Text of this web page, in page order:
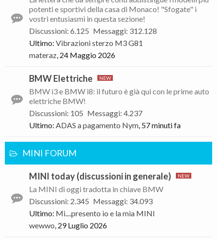
potenti e sportivi della casa di Monaco! "Sfogate" i
vostri entusiasmi in questa sezione!
Discussioni: 6.125 Messaggi: 312.128
Ultimo: Vibrazioni sterzo M3 G81
materaz, 24 Maggio 2026
BMW Elettriche
BMW i3 e BMW i8: il futuro è già qui con le prime auto
elettriche BMW!
Discussioni: 105 Messaggi: 4.237
Ultimo: ADAS a pagamento Nym, 57 minuti fa
MINI FORUM
MINI today (discussioni in generale)
La MINI di oggi tradotta in chiave BMW
Discussioni: 2.345 Messaggi: 34.093
Ultimo: Mi....presento io e la mia MINI
wewwo, 29 Luglio 2026